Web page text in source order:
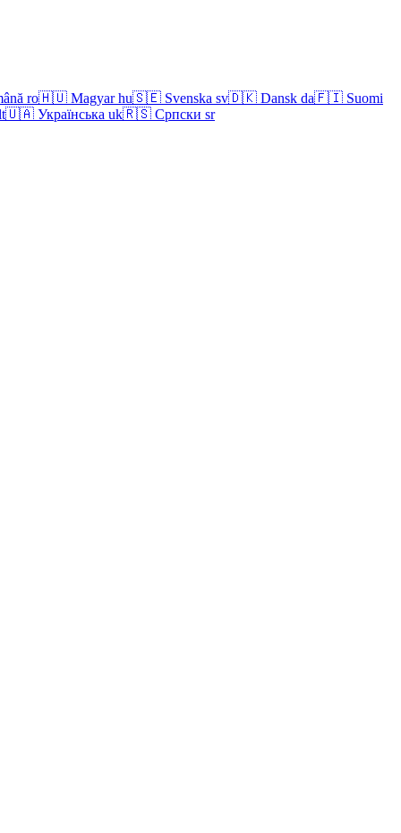
ro🇭🇺 Magyar hu🇸🇪 Svenska sv🇩🇰 Dansk da🇫🇮 Suomi
🇺🇦 Українська uk🇷🇸 Српски sr